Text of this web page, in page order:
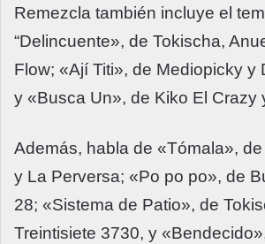
Remezcla también incluye el
“Delincuente», de Tokischa,
Flow; «Ají Titi», de Mediopicky y
y «Busca Un», de Kiko El Crazy
Además, habla de «Tómala»,
y La Perversa; «Po po po», de
28; «Sistema de Patio», de
Treintisiete 3730, y